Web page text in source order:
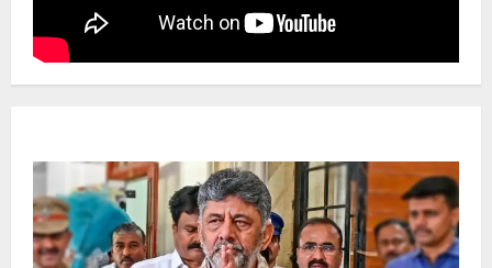
Newsbeat ಜಿಲ್ಲೆ ರಾಜಕೀಯ ರಾಜ್ಯ
ಡಿಕೆಶಿ ಜತೆ 14 ಮಂದಿ ಪ್ರಮಾಣವಚನ ಸಾಧ್ಯತೆ.. ಇಲ್ಲಿದೆ
ಸಂಭಾವ್ಯ ಸಚಿವರ ಫೈನಲ್ ಲಿಸ್ಟ್‌!